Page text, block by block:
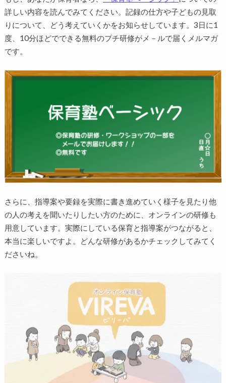
詳しい内容を読んでみてください。記録の仕方や子どもの見取
りについて、どう考えていくかをお知らせしています。3日に1
度、10分ほどでできる無料のプチ研修がメ－ルで届くメルマガ
です。
さらに、指導案や要録を実際に書き進めていく様子を見たり他
の人の考えを聞いたりしたい方のために、オンラインの研修も
用意しています。実際にしている保育と指導案がつながると、
本当に楽しいですよ。どんな研修があるかチェックしてみてく
ださいね。